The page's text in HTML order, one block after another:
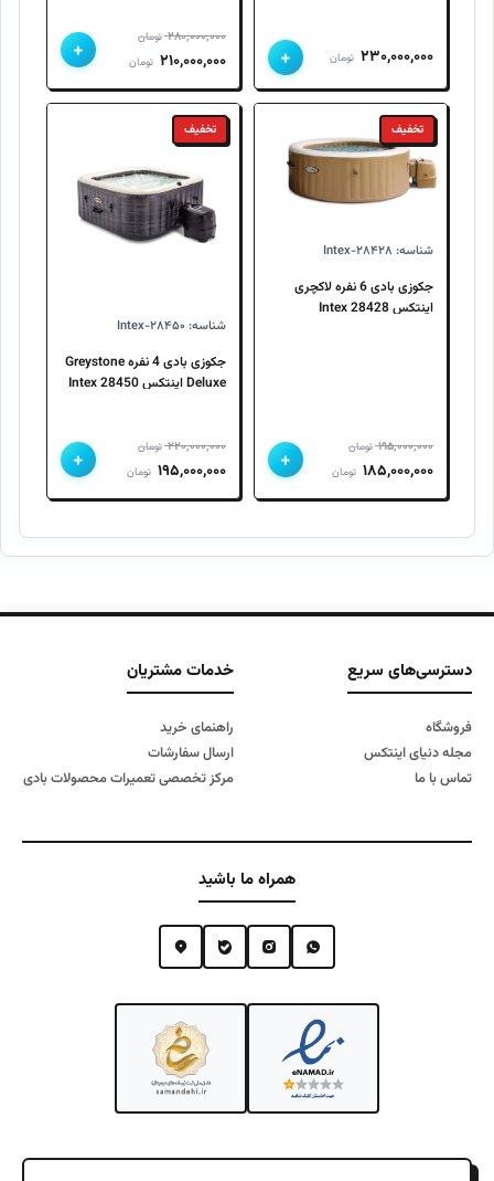
۲۳۰,۰۰۰,۰۰۰ تومان +
۲۸۰,۰۰۰,۰۰۰ تومان
قیمت
اصلی
۲۸۰,۰۰۰,۰۰۰ تومان
بود.
۲۱۰,۰۰۰,۰۰۰ تومانقیمت
فعلی
۲۱۰,۰۰۰,۰۰۰ تومان
+
تخفیف
شناسه: Intex-۲۸۴۲۸
جکوزی بادی 6 نفره لاکچری
اینتکس 28428 Intex
۱۹۵,۰۰۰,۰۰۰ تومان
قیمت
اصلی
۱۸۵,۰۰۰,۰۰۰ تومانقیمت
فعلی
+
تخفیف
شناسه: Intex-۲۸۴۵۰
جکوزی بادی 4 نفره Greystone
Deluxe اینتکس 28450 Intex
۲۲۰,۰۰۰,۰۰۰ تومان
قیمت
اصلی
۱۹۵,۰۰۰,۰۰۰ تومانقیمت
فعلی
+
دسترسی‌های سریع
فروشگاه
مجله دنیای اینتکس
تماس با ما
خدمات مشتریان
راهنمای خرید
ارسال سفارشات
مرکز تخصصی تعمیرات محصولات بادی
همراه ما باشید